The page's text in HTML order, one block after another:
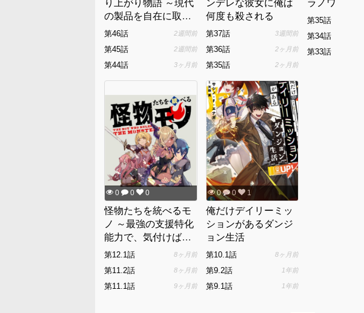
り上がり物語 ～現代
の製品を自在に取り
寄せるスキルがある
です～
第46話 2週間前
第45話 2週間前
第44話 3ヶ月前
ンデレな彼女に俺は
何度も殺される
第37話 3週間前
第36話 2ヶ月前
第35話 2ヶ月前
ラノワ
第35話
第34話
第33話
0 0 0
怪物たちを統べるモ
ノ ～最強の支援特化
能力で、気付けば世
界最強パーティー
第12.1話 8ヶ月前
第11.2話 8ヶ月前
第11.1話 9ヶ月前
0 0 1
俺だけデイリーミッ
ションがあるダンジ
ョン生活
第10.1話 8ヶ月前
第9.2話 1年前
第9.1話 1年前